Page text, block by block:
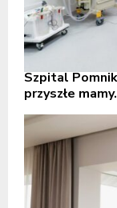
Szpital
przyszłe